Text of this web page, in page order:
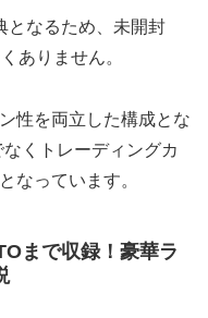
となるため、未開封
ありません。
性を両立した構成とな
くトレーディングカ
なっています。
まで収録！豪華ラ